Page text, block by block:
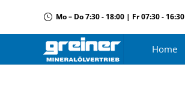
Mo – Do 7:30 - 18:00 | Fr 07:30 - 16:30
Home